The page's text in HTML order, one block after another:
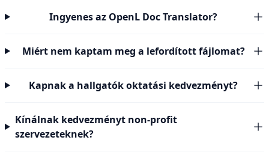
Ingyenes az OpenL Doc Translator?
Miért nem kaptam meg a lefordított fájlomat?
Kapnak a hallgatók oktatási kedvezményt?
Kínálnak kedvezményt non-profit
szervezeteknek?